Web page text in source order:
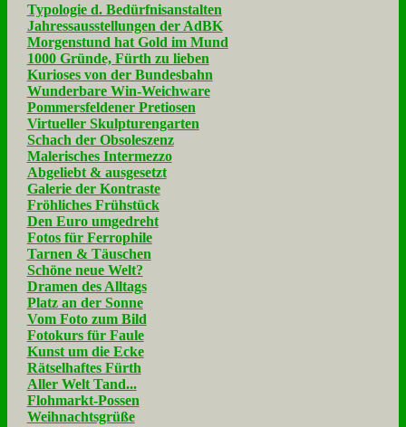
Typologie d. Bedürfnisanstalten
Jahressausstellungen der AdBK
Morgenstund hat Gold im Mund
1000 Gründe, Fürth zu lieben
Kurioses von der Bundesbahn
Wunderbare Win-Weichware
Pommersfeldener Pretiosen
Virtueller Skulpturengarten
Schach der Obsoleszenz
Malerisches Intermezzo
Abgeliebt & ausgesetzt
Galerie der Kontraste
Fröhliches Frühstück
Den Euro umgedreht
Fotos für Ferrophile
Tarnen & Täuschen
Schöne neue Welt?
Dramen des Alltags
Platz an der Sonne
Vom Foto zum Bild
Fotokurs für Faule
Kunst um die Ecke
Rätselhaftes Fürth
Aller Welt Tand...
Flohmarkt-Possen
Weihnachtsgrüße